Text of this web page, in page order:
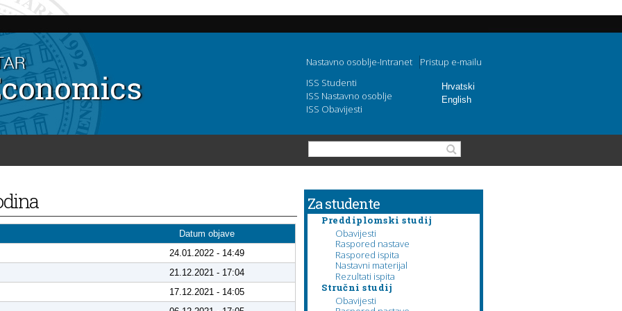
content
Hrvatski
English
Nastavno osoblje-Intranet
Pristup e-mailu
ISS Studenti
ISS Nastavno osoblje
ISS Obavijesti
Search form
Datum objave
24.01.2022 - 14:49
21.12.2021 - 17:04
17.12.2021 - 14:05
Za studente
Preddiplomski studij
Obavijesti
Raspored nastave
Raspored ispita
Nastavni materijal
Rezultati ispita
Stručni studij
Obavijesti